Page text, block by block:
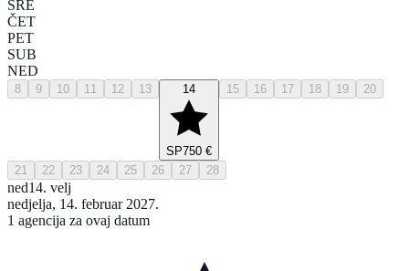
SRE
ČET
PET
SUB
NED
8 9 10 11 12 13 14
SP750 €
15 16 17 18 19 20
21 22 23 24 25 26 27 28
ned14. velj
nedjelja, 14. februar 2027.
1 agencija za ovaj datum